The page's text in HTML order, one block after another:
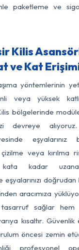
paketleme ve
Kilis
ve Kat
yöntemlerinin
veya yüksek
bölgelerinde
devreye
eşyalarınız
veya kırılma
kadar
eşyalarınızı
aracımıza
sağlar hem
kısaltır.
öncesi zemin
profesyonel